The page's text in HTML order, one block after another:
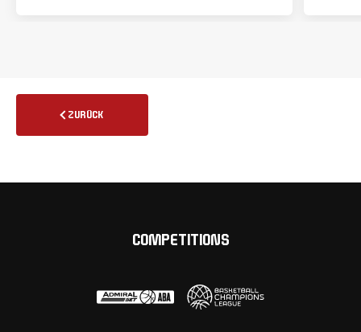
ZURÜCK
COMPETITIONS